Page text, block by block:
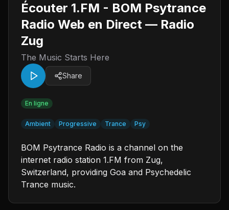
Écouter 1.FM - BOM Psytrance
Radio Web en Direct — Radio
Zug
The Music Starts Here
Share
En ligne
Ambient Progressive Trance Psy
BOM Psytrance Radio is a channel on the
internet radio station 1.FM from Zug,
Switzerland, providing Goa and Psychedelic
Trance music.